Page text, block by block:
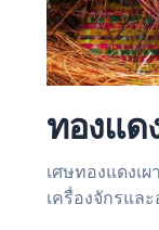
ทองแด
เศษทองแดงเ
เครื่องจักรแล